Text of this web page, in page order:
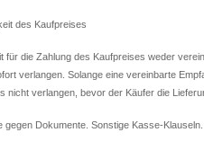
des Kaufpreises
für die Zahlung des Kaufpreises weder
verlangen. Solange eine vereinbarte
nicht verlangen, bevor der Käufer die
gegen Dokumente. Sonstige Kasse-